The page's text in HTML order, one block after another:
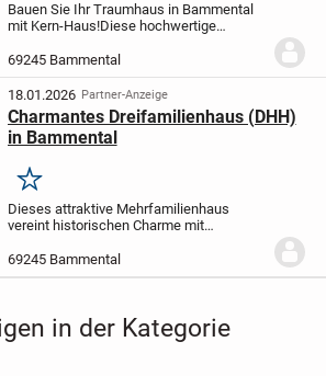
Bauen Sie Ihr Traumhaus in Bammental
mit Kern-Haus!Diese hochwertige
Erstbezug angeboten und überzeugt auf
ganzer Linie mit einer gehobenen
Ausstattung, die...
69245 Bammental
18.01.2026 Partner-Anzeige
Charmantes Dreifamilienhaus (DHH)
in Bammental
Merken
Dieses attraktive Mehrfamilienhaus
vereint historischen Charme mit
drei gut geschnittene Wohnungen. Die
Wohnung im EG verfügt über ca. 80 m²
69245 Bammental
in der Kategorie